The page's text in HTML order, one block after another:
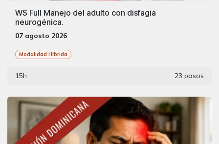
WS Full Manejo del adulto con disfagia
neurogénica.
07 agosto 2026
Modalidad Híbrida
15h 23 pasos